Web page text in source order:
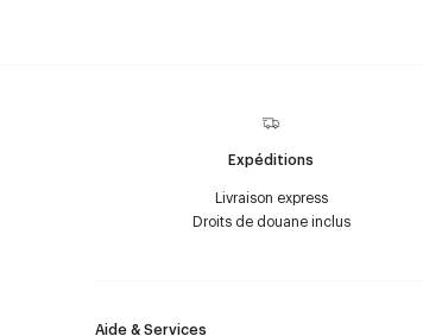
Expéditions
Livraison express
Droits de douane inclus
Aide & Services